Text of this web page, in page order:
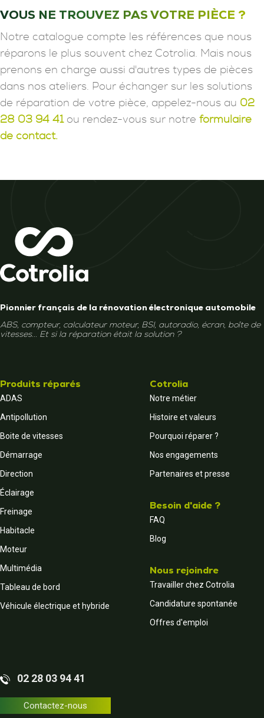
VOUS NE TROUVEZ PAS VOTRE PIÈCE ?
Notre catalogue compte les références que nous
réparons le plus souvent chez Cotrolia. Mais nous
prenons en charge aussi d'autres types de pièces
dans nos ateliers. Pour échanger sur les solutions
de réparation de votre pièce, appelez-nous au 02
28 03 94 41ou rendez-vous sur notre formulaire
de contact.
Pionnier français de la rénovation électronique automobile
ABS, compteur, calculateur moteur, BSI, autoradio, écran, boîte de
vitesses... Et si la réparation était la solution ?
Produits réparés
ADAS
Antipollution
Boite de vitesses
Démarrage
Direction
Éclairage
Freinage
Habitacle
Moteur
Multimédia
Tableau de bord
Véhicule électrique et hybride
Cotrolia
Notre métier
Histoire et valeurs
Pourquoi réparer ?
Nos engagements
Partenaires et presse
Besoin d'aide ?
FAQ
Blog
Nous rejoindre
Travailler chez Cotrolia
Candidature spontanée
Offres d'emploi
02 28 03 94 41
Contactez-nous